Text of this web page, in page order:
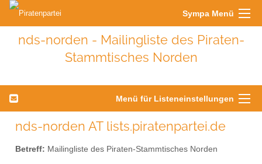
Sympa Menü
nds-norden - Mailingliste des Piraten-
Stammtisches Norden
Menü für Listeneinstellungen
nds-norden AT lists.piratenpartei.de
Betreff: Mailingliste des Piraten-Stammtisches Norden